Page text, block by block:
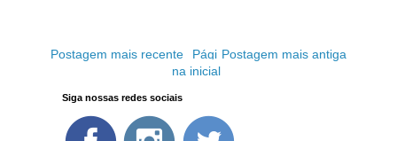
Postagem mais recente Postagem mais antiga
Pági
na inicial
Siga nossas redes sociais